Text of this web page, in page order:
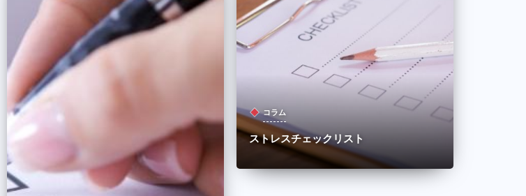
コラム
ストレスチェックリスト